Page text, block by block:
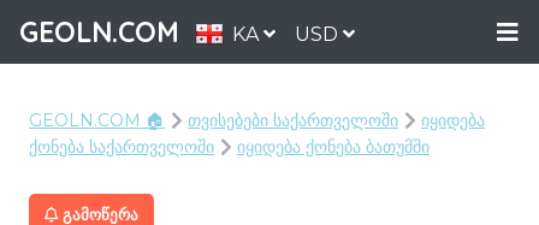
GEOLN.COM KA USD
GEOLN.COM 🏠 თვისებები საქართველოში
იყიდება
ქონება საქართველოში
იყიდება ქონება ბათუმში
ᲒᲐᲛᲝᲬᲔᲠᲐ